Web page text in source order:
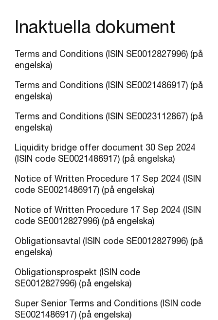
Inaktuella dokument
Terms and Conditions (ISIN SE0012827996) (på
engelska)
Terms and Conditions (ISIN SE0021486917) (på
engelska)
Terms and Conditions (ISIN SE0023112867) (på
engelska)
Liquidity bridge offer document 30 Sep 2024
(ISIN code SE0021486917) (på engelska)
Notice of Written Procedure 17 Sep 2024 (ISIN
code SE0021486917) (på engelska)
Notice of Written Procedure 17 Sep 2024 (ISIN
code SE0012827996) (på engelska)
Obligationsavtal (ISIN code SE0012827996) (på
engelska)
Obligationsprospekt (ISIN code
SE0012827996) (på engelska)
Super Senior Terms and Conditions (ISIN code
SE0021486917) (på engelska)